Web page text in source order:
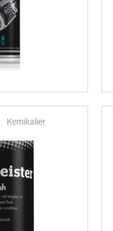
Kemikalier